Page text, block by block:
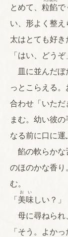
とめて、 粒餡で
い、形よく整
太はとても好き
「はい、どうぞ
皿に並んだぼ
っとこらえる
合わせ「いただ
まむ。幼い彼
なる前に口に運
餡の軟らかな
のほのかな香
む。
「美味
おい
しい？」
母に尋ねられ
「そう。よかっ